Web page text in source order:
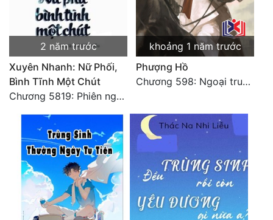
2 năm trước
Xuyên Nhanh: Nữ Phối,
Bình Tĩnh Một Chút
Chương 5819: Phiên ngoại: Trở lại STARS [HẾT]
khoảng 1 năm trước
Phượng Hồ
Chương 598: Ngoại truyện: Tiểu Tiểu Ký